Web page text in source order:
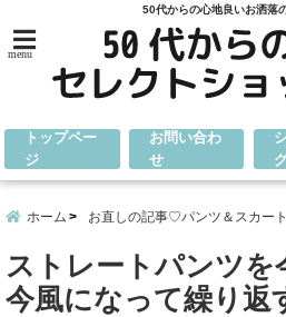
50代からの心地良いお洒落
menu
トップペー
ジ
お問い合わ
せ
ホーム お直しの記事♡パンツ＆スカート
ストレートパンツを
今風になって繰り返